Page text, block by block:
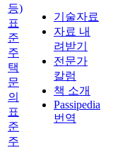
등)
표
준
주
택
문
의
표
준
주
기술자료
자료 내
려받기
전문가
칼럼
책 소개
Passipedia
번역